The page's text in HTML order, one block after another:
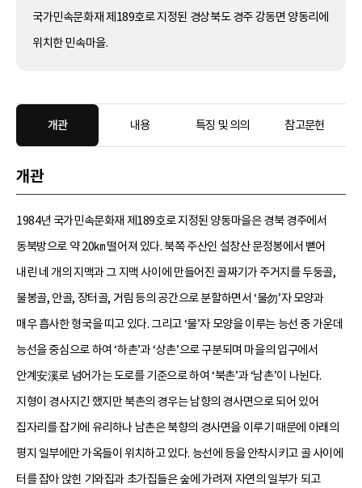
국가민속문화재 제189호로 지정된 경상북도 경주 강동면 양동리에
위치한 민속마을.
개관 내용 특징 및 의의 참고문헌
개관
1984년 국가민속문화재 제189호로 지정된 양동마을은 경북 경주에서
동북방으로 약 20㎞ 떨어져 있다. 북쪽 주산인 설창산 문정봉에서 뻗어
내린 네 개의 지맥과 그 지맥 사이에 만들어진 골짜기가 주거지를 두둥골,
물봉골, 안골, 장터골, 거림 등의 공간으로 분할하면서 ‘물勿’자 모양과
매우 흡사한 형국을 띠고 있다. 그리고 ‘물’자 모양을 이루는 능선 중 가운데
능선을 중심으로 하여 ‘하촌’과 ‘상촌’으로 구분되며 마을의 입구에서
안계安溪로 넘어가는 도로를 기준으로 하여 ‘북촌’과 ‘남촌’이 나뉜다.
지형이 경사지긴 했지만 북촌의 경우는 남향의 경사면으로 되어 있어
집자리를 잡기에 유리하나 남촌은 북향의 경사면을 이루기 때문에 아래의
평지 일부에만 가옥들이 위치하고 있다. 능선에 등을 안착시키고 골 사이에
터를 잡아 앉힌 기와집과 초가집들은 숲에 가려져 자연의 일부가 되고